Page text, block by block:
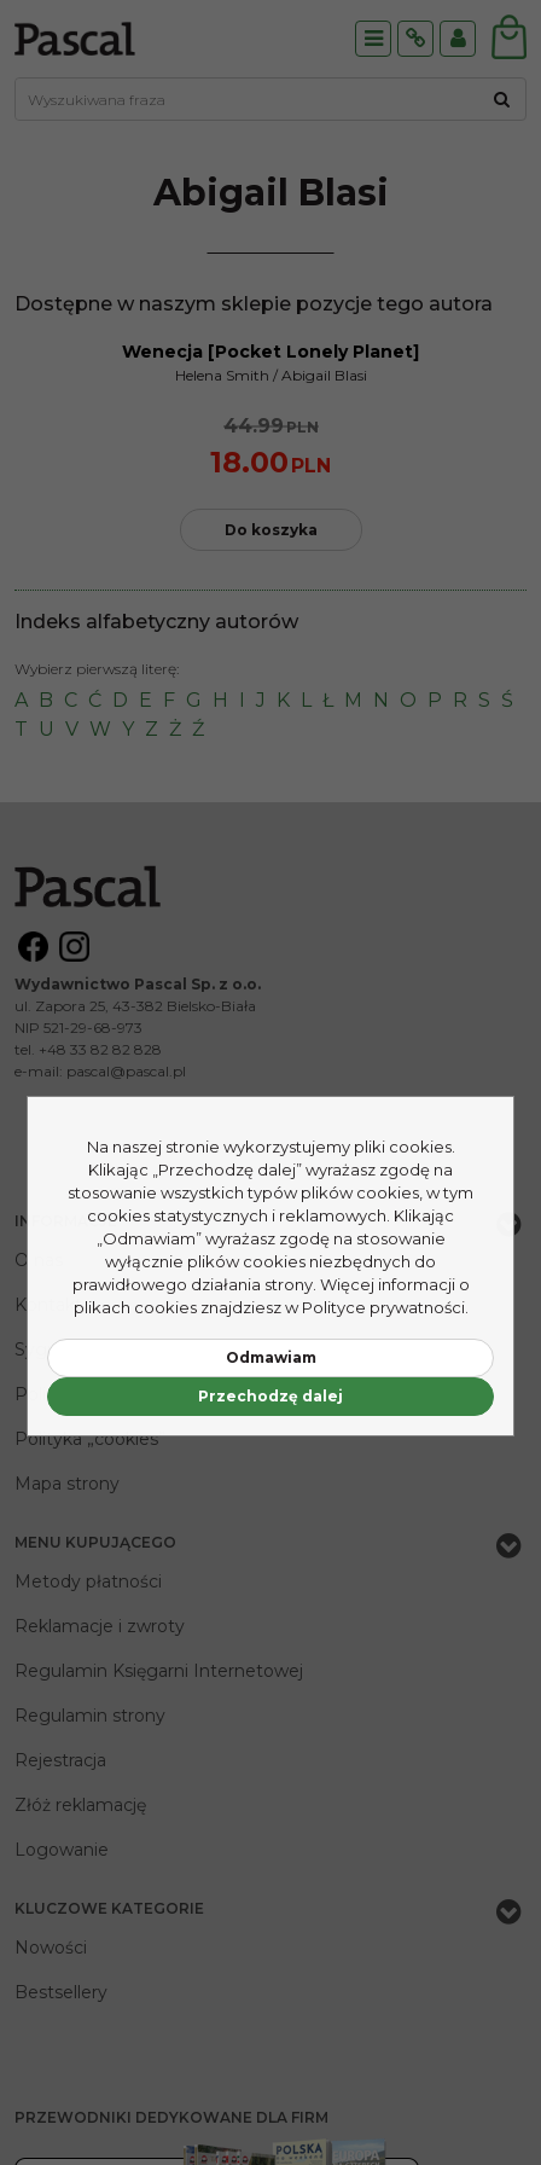
MenuInfoPanel
Abigail Blasi
Dostępne w naszym sklepie pozycje tego autora
Wenecja [Pocket Lonely Planet]
Helena Smith /Abigail Blasi
44.99PLN
18.00 PLN
Do koszyka
Indeks alfabetyczny autorów
Wybierz pierwszą literę:
A B C Ć D E F G H I J K L Ł M N O P R S Ś
T
U V W Y Z Ż Ź
Wydawnictwo Pascal Sp. z o.o.
ul. Zapora 25, 43-382 Bielsko-Biała
NIP 521-29-68-973
tel. +48 33 82 82 828
e-mail: pascal@pascal.pl
INFORMACJE
O nas
Kontakt
Sygnaliści
Polityka prywatności
Polityka „cookies”
Mapa strony
MENU KUPUJĄCEGO
Metody płatności
Reklamacje i zwroty
Regulamin Księgarni Internetowej
Regulamin strony
Rejestracja
Złóż reklamację
Logowanie
KLUCZOWE KATEGORIE
Nowości
Bestsellery
PRZEWODNIKI DEDYKOWANE DLA FIRM
Na naszej stronie wykorzystujemy pliki cookies.
Klikając „Przechodzę dalej” wyrażasz zgodę na
stosowanie wszystkich typów plików cookies, w tym
cookies statystycznych i reklamowych. Klikając
„Odmawiam” wyrażasz zgodę na stosowanie
wyłącznie plików cookies niezbędnych do
prawidłowego działania strony. Więcej informacji o
plikach cookies znajdziesz w Polityce prywatności.
Odmawiam
Przechodzę dalej